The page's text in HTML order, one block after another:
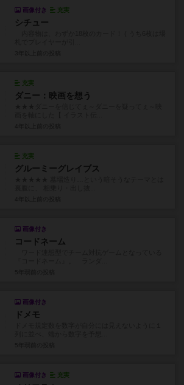
画像付き 充実
シチュー
充実
ダニー：映画を想う
充実
グルーミーグレイブス
画像付き
コードネーム
画像付き
ドメモ
画像付き 充実